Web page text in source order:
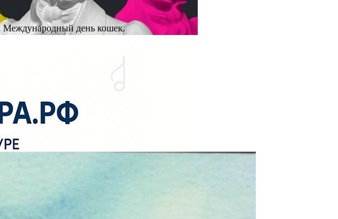
Международный день кошек.